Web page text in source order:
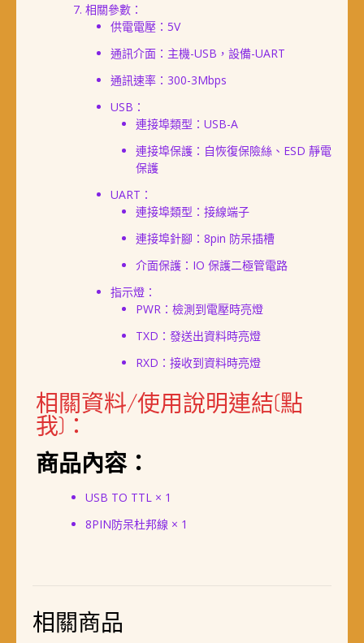
相關參數：
供電電壓：5V
通訊介面：主機-USB，設備-UART
通訊速率：300-3Mbps
USB：
連接埠類型：USB-A
連接埠保護：自恢復保險絲、ESD 靜電
保護
UART：
連接埠類型：接線端子
連接埠針腳：8pin 防呆插槽
介面保護：IO 保護二極管電路
指示燈：
PWR：檢測到電壓時亮燈
TXD：發送出資料時亮燈
RXD：接收到資料時亮燈
相關資料/使用說明連結(點
我)：
商品內容：
USB TO TTL × 1
8PIN防呆杜邦線 × 1
相關商品